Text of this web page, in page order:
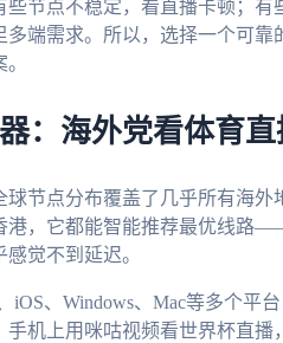
节点不稳定，看直播卡顿；有
多端需求。所以，选择一个可靠
：海外党看体育直
球节点分布覆盖了几乎所有海外
港，它都能智能推荐最优线路
觉不到延迟。
iOS、Windows、Mac等多个平
手机上用咪咕视频看世界杯直